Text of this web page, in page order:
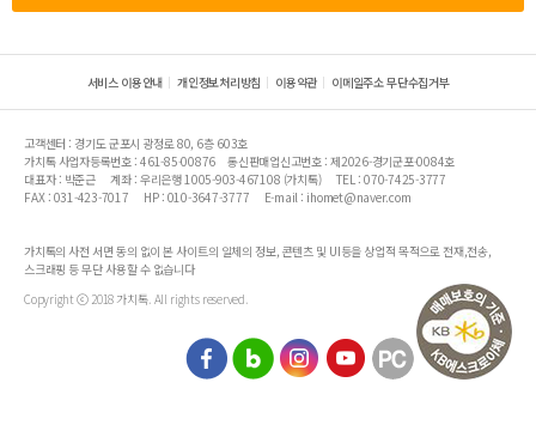
서비스 이용안내 개인정보처리방침 이용약관 이메일주소 무단수집거부
고객센터 : 경기도 군포시 광정로 80, 6층 603호
가치톡 사업자등록번호 : 461-85-00876
통신판매업신고번호 : 제2026-경기군포-0084호
대표자 : 박준근
계좌 : 우리은행 1005-903-467108 (가치톡)
TEL : 070-7425-3777
FAX : 031-423-7017
HP : 010-3647-3777 E-mail : ihomet@naver.com
가치톡의 사전 서면 동의 없이 본 사이트의 일체의 정보, 콘텐츠 및 UI등을 상업적 목적으로 전재,전송,
스크래핑 등 무단 사용할 수 없습니다
Copyright ⓒ 2018 가치톡. All rights reserved.